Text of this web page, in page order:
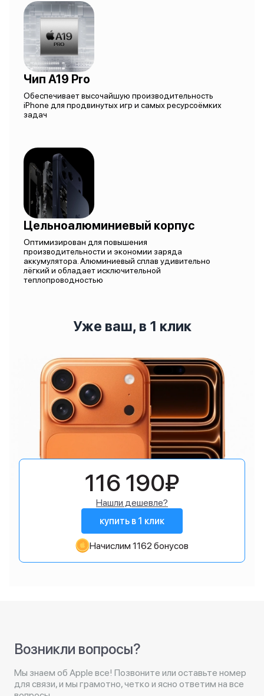
Чип A19 Pro
Обеспечивает высочайшую производительность
iPhone для продвинутых игр и самых ресурсоёмких
задач
Цельноалюминиевый корпус
Оптимизирован для повышения
производительности и экономии заряда
аккумулятора. Алюминиевый сплав удивительно
лёгкий и обладает исключительной
теплопроводностью
Уже ваш, в 1 клик
116 190₽
Нашли дешевле?
купить в 1 клик
Начислим 1162 бонусов
Возникли вопросы?
Мы знаем об Apple все! Позвоните или оставьте номер
для связи, и мы грамотно, четко и ясно ответим на все